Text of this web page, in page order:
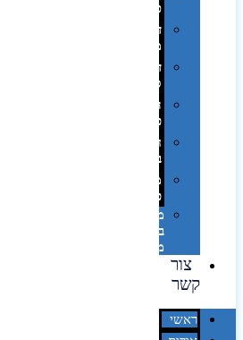
טמפון
דפוס
משי
דפוס
סובלימציה
הדפס
פרוצס
חריטה
בלייזר
מהו
פנטון?
מיתוג
באמצעות
מדבקות
צור
קשר
ראשי